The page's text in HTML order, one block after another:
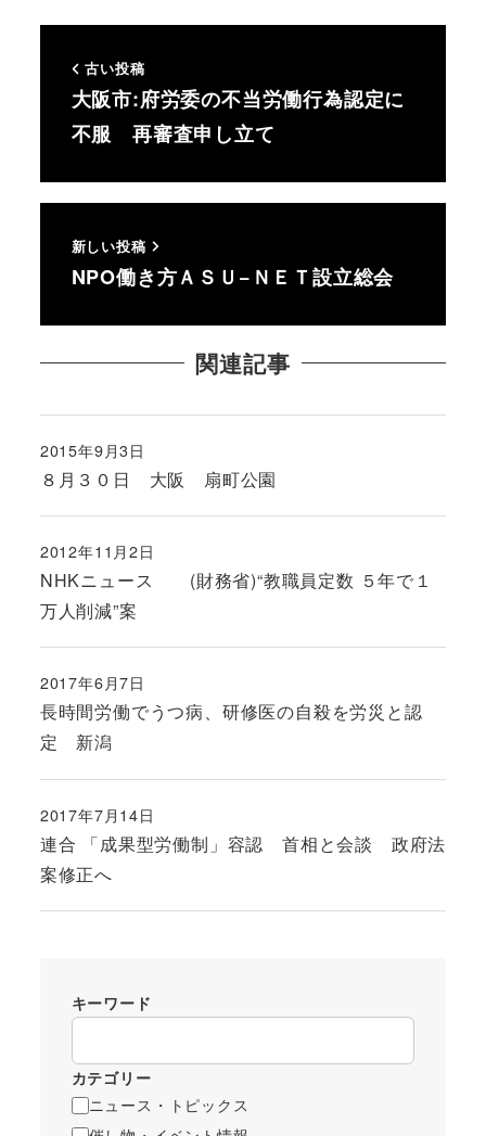
古い投稿
大阪市:府労委の不当労働行為認定に
不服 再審査申し立て
新しい投稿
NPO働き方ＡＳＵ−ＮＥＴ設立総会
関連記事
８月３０日 大阪 扇町公園
投稿日
2015年9月3日
NHKニュース (財務省)“教職員定数 ５年で１
万人削減”案
投稿日
2012年11月2日
長時間労働でうつ病、研修医の自殺を労災と認
定 新潟
投稿日
2017年6月7日
連合 「成果型労働制」容認 首相と会談 政府法
案修正へ
投稿日
2017年7月14日
キーワード
カテゴリー
ニュース・トピックス